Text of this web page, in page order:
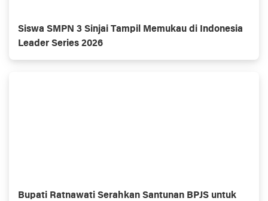
Siswa SMPN 3 Sinjai Tampil Memukau di Indonesia
Leader Series 2026
Bupati Ratnawati Serahkan Santunan BPJS untuk